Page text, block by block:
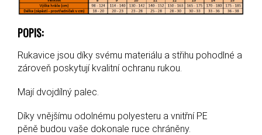
POPIS:
Rukavice jsou díky svému materiálu a střihu pohodlné a
zároveň poskytují kvalitní ochranu rukou.
Mají dvojdílný palec.
Díky vnějšímu odolnému polyesteru a vnitřní PE
pěně budou vaše dokonale ruce chráněny.